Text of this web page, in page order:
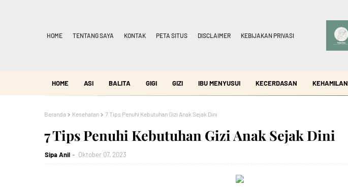
HOME TENTANG SAYA KONTAK PETA SITUS DISCLAIMER KEBIJAKAN PRIVASI
HOME ASI BALITA GIGI GIZI IBU MENYUSUI KECERDASAN KEHAMILAN
Beranda Kesehatan 7 Tips Penuhi Kebutuhan Gizi Anak Sejak Dini
7 Tips Penuhi Kebutuhan Gizi Anak Sejak Dini
Sipa Anil Oktober 07, 2023